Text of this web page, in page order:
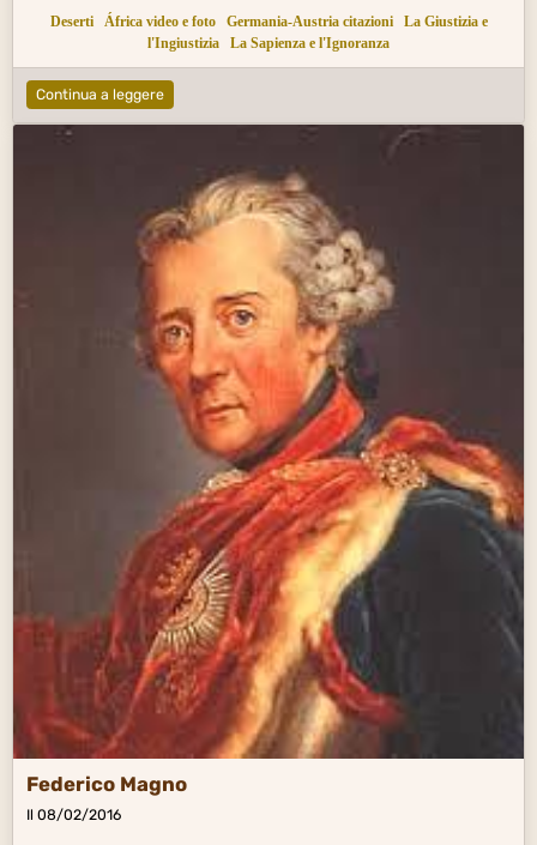
Deserti África video e foto Germania-Austria citazioni
La Giustizia e
l'Ingiustizia
La Sapienza e l'Ignoranza
Continua a leggere
Federico Magno
Il 08/02/2016